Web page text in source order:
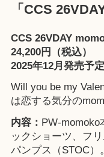
「CCS
CCS 26VDAY
24,200円（税込）
2025年12月発売予定
Will you be my
は恋する気分の
内容： PW-momoko
ックショーツ、フ
パンプス（STOC）。